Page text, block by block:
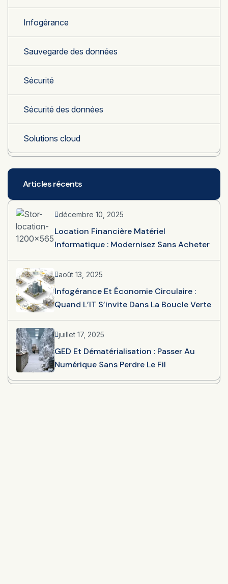
Infogérance
Sauvegarde des données
Sécurité
Sécurité des données
Solutions cloud
Articles récents
décembre 10, 2025
Location Financière Matériel
Informatique : Modernisez Sans Acheter
août 13, 2025
Infogérance Et Économie Circulaire :
Quand L’IT S’invite Dans La Boucle Verte
juillet 17, 2025
GED Et Dématérialisation : Passer Au
Numérique Sans Perdre Le Fil